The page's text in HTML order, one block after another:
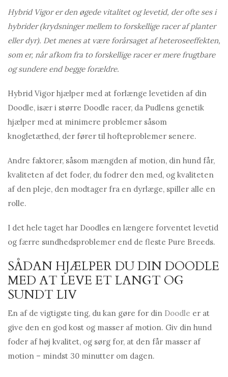
Hybrid Vigor er den øgede vitalitet og levetid, der ofte ses i
hybrider (krydsninger mellem to forskellige racer af planter
eller dyr). Det menes at være forårsaget af heteroseeffekten,
som er, når afkom fra to forskellige racer er mere frugtbare
og sundere end begge forældre.
Hybrid Vigor hjælper med at forlænge levetiden af ​​din
Doodle, især i større Doodle racer, da Pudlens genetik
hjælper med at minimere problemer såsom
knogletæthed, der fører til hofteproblemer senere.
Andre faktorer, såsom mængden af ​​motion, din hund får,
kvaliteten af ​​det foder, du fodrer den med, og kvaliteten
af ​​den pleje, den modtager fra en dyrlæge, spiller alle en
rolle.
I det hele taget har Doodles en længere forventet levetid
og færre sundhedsproblemer end de fleste Pure Breeds.
SÅDAN HJÆLPER DU DIN DOODLE
MED AT LEVE ET LANGT OG
SUNDT LIV
En af de vigtigste ting, du kan gøre for din Doodle er at
give den en god kost og masser af motion. Giv din hund
foder af høj kvalitet, og sørg for, at den får masser af
motion – mindst 30 minutter om dagen.